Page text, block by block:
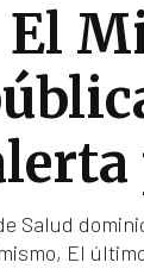
El
Salud
El